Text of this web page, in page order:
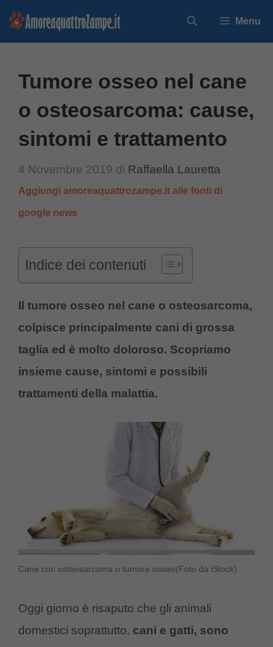
Vai
Menu
Tumore osseo nel cane
o osteosarcoma: cause,
sintomi e trattamento
4 Novembre 2019 di Raffaella Lauretta
Aggiungi amoreaquattrozampe.it alle fonti di
google news
Indice dei contenuti
Il tumore osseo nel cane o osteosarcoma,
colpisce principalmente cani di grossa
taglia ed è molto doloroso. Scopriamo
insieme cause, sintomi e possibili
trattamenti della malattia.
Cane con osteosarcoma o tumore osseo(Foto da iStock)
Oggi giorno è risaputo che gli animali
domestici soprattutto, cani e gatti, sono